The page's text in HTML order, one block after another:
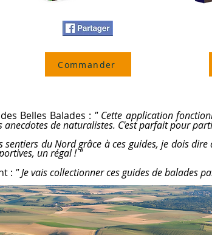
Commander
Belles Balades : " Cette application
anecdotes de naturalistes. C'est parfait pour
sentiers du Nord grâce à ces guides, je dois
un régal !"
: " Je vais collectionner ces guides de balades